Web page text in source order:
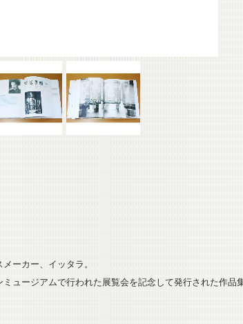
ーカー、イッタラ。
ュージアムで行われた展覧会を記念して発行された作